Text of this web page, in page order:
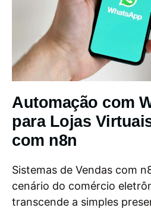
Automação com
para Lojas
com n8n
Sistemas de Vendas com
cenário do comércio
transcende a simples